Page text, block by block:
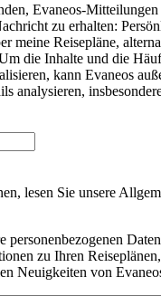
Evaneos-
zu erhalten:
meine Reisepläne,
die Inhalte und die
kann Evaneos
analysieren,
lesen Sie unsere
personenbezogenen
zu Ihren
Neuigkeiten von